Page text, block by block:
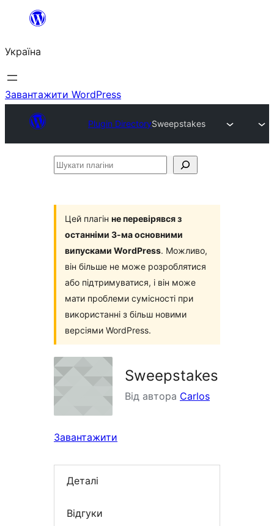
Перейти
вмісту
Україна
Завантажити WordPress
Plugin DirectorySweepstakes
Шукати
Цей плагін не перевірявся з
останніми 3-ма основними
випусками WordPress. Можливо,
він більше не може розроблятися
або підтримуватися, і він може
мати проблеми сумісності при
використанні з більш новими
версіями WordPress.
Sweepstakes
Від автора Carlos
Завантажити
Деталі
Відгуки